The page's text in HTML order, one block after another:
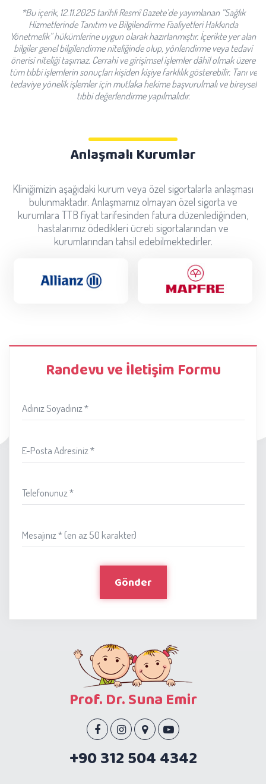
*Bu içerik, 12.11.2025 tarihli Resmî Gazete’de yayımlanan “Sağlık
Hizmetlerinde Tanıtım ve Bilgilendirme Faaliyetleri Hakkında
Yönetmelik” hükümlerine uygun olarak hazırlanmıştır. İçerikte yer alan
bilgiler genel bilgilendirme niteliğinde olup, yönlendirme veya tedavi
önerisi niteliği taşımaz. Cerrahi ve girişimsel işlemler dâhil olmak üzere
tüm tıbbi işlemlerin sonuçları kişiden kişiye farklılık gösterebilir. Tanı ve
tedaviye yönelik işlemler için mutlaka hekime başvurulmalı ve bireysel
tıbbi değerlendirme yapılmalıdır.
Anlaşmalı Kurumlar
Kliniğimizin aşağıdaki kurum veya özel sigortalarla anlaşması
bulunmaktadır. Anlaşmamız olmayan özel sigorta ve
kurumlara TTB fiyat tarifesinden fatura düzenlediğinden,
hastalarımız ödedikleri ücreti sigortalarından ve
kurumlarından tahsil edebilmektedirler.
Randevu ve İletişim Formu
Adınız Soyadınız *
E-Posta Adresiniz *
Telefonunuz *
Mesajınız * (en az 50 karakter)
Gönder
Prof. Dr. Suna Emir
+90 312 504 4342